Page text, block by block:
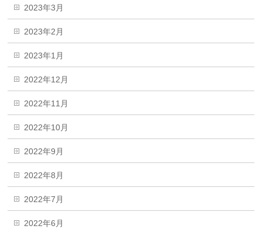
2023年3月
2023年2月
2023年1月
2022年12月
2022年11月
2022年10月
2022年9月
2022年8月
2022年7月
2022年6月